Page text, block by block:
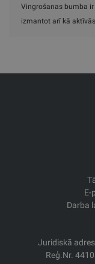
Vingrošanas bumba
izmantot arī kā
E-
Darba
Juridiskā
Reģ.Nr.